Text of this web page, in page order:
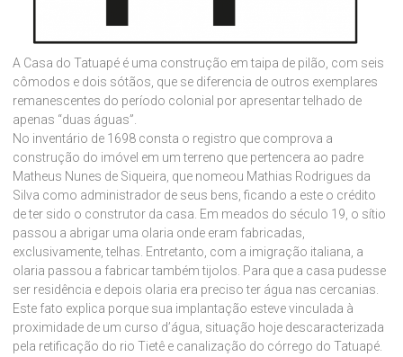
A Casa do Tatuapé é uma construção em taipa de pilão, com seis
cômodos e dois sótãos, que se diferencia de outros exemplares
remanescentes do período colonial por apresentar telhado de
apenas “duas águas”.
No inventário de 1698 consta o registro que comprova a
construção do imóvel em um terreno que pertencera ao padre
Matheus Nunes de Siqueira, que nomeou Mathias Rodrigues da
Silva como administrador de seus bens, ficando a este o crédito
de ter sido o construtor da casa. Em meados do século 19, o sítio
passou a abrigar uma olaria onde eram fabricadas,
exclusivamente, telhas. Entretanto, com a imigração italiana, a
olaria passou a fabricar também tijolos. Para que a casa pudesse
ser residência e depois olaria era preciso ter água nas cercanias.
Este fato explica porque sua implantação esteve vinculada à
proximidade de um curso d’água, situação hoje descaracterizada
pela retificação do rio Tietê e canalização do córrego do Tatuapé.